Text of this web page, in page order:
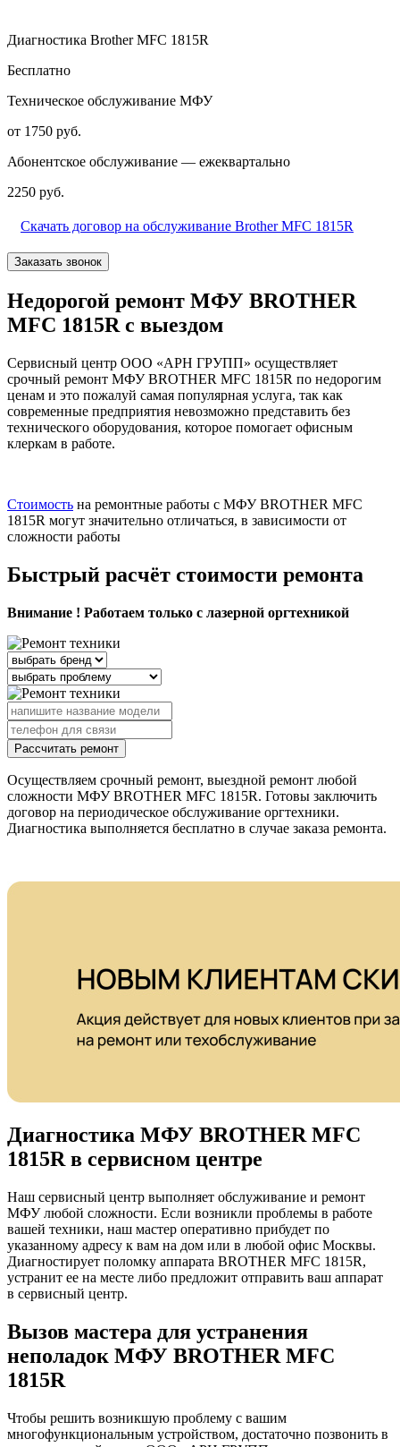
Диагностика Brother MFC 1815R
Бесплатно
Техническое обслуживание МФУ
от 1750 руб.
Абонентское обслуживание — ежеквартально
2250 руб.
Скачать договор на обслуживание Brother MFC 1815R
Заказать звонок
Недорогой ремонт МФУ BROTHER
MFC 1815R с выездом
Сервисный центр ООО «АРН ГРУПП» осуществляет
срочный ремонт МФУ BROTHER MFC 1815R по недорогим
ценам и это пожалуй самая популярная услуга, так как
современные предприятия невозможно представить без
технического оборудования, которое помогает офисным
клеркам в работе.
Стоимость на ремонтные работы с МФУ BROTHER MFC
1815R могут значительно отличаться, в зависимости от
сложности работы
Быстрый расчёт стоимости ремонта
Внимание ! Работаем только с лазерной оргтехникой
Рассчитать ремонт
Осуществляем срочный ремонт, выездной ремонт любой
сложности МФУ BROTHER MFC 1815R. Готовы заключить
договор на периодическое обслуживание оргтехники.
Диагностика выполняется бесплатно в случае заказа ремонта.
Диагностика МФУ BROTHER MFC
1815R в сервисном центре
Наш сервисный центр выполняет обслуживание и ремонт
МФУ любой сложности. Если возникли проблемы в работе
вашей техники, наш мастер оперативно прибудет по
указанному адресу к вам на дом или в любой офис Москвы.
Диагностирует поломку аппарата BROTHER MFC 1815R,
устранит ее на месте либо предложит отправить ваш аппарат
в сервисный центр.
Вызов мастера для устранения
неполадок МФУ BROTHER MFC
1815R
Чтобы решить возникшую проблему с вашим
многофункциональным устройством, достаточно позвонить в